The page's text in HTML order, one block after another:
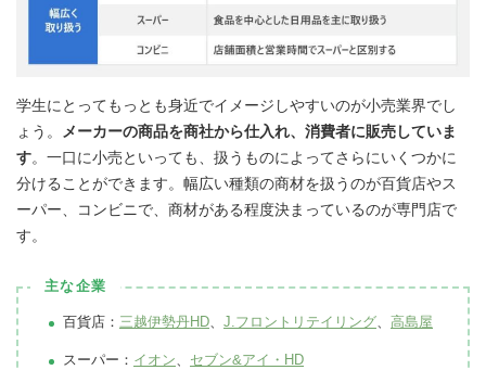
学生にとってもっとも身近でイメージしやすいのが小売業界でし
ょう。 メーカーの商品を商社から仕入れ、消費者に販売していま
す。一口に小売といっても、扱うものによってさらにいくつかに
分けることができます。幅広い種類の商材を扱うのが百貨店やス
ーパー、コンビニで、商材がある程度決まっているのが専門店で
す。
主な企業
百貨店： 三越伊勢丹HD、 J.フロントリテイリング、 高島屋
スーパー： イオン、 セブン&アイ・HD